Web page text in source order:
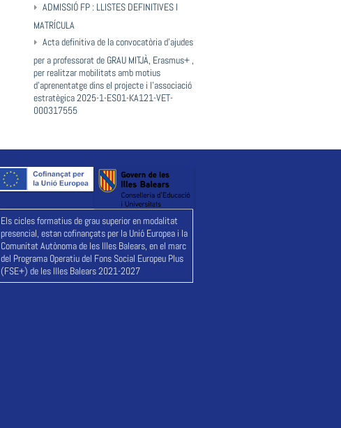
ADMISSIÓ FP : LLISTES DEFINITIVES I
MATRÍCULA
Acta definitiva de la convocatòria d’ajudes
per a professorat de GRAU MITJÀ, Erasmus+ ,
per realitzar mobilitats amb motius
d’aprenentatge dins el projecte i l’associació
estratègica 2025-1-ES01-KA121-VET-
000317555
Els cicles formatius de grau superior en modalitat
presencial, estan cofinançats per la Unió Europea i la
Comunitat Autònoma de les Illes Balears, en el marc
del Programa Operatiu del Fons Social Europeu Plus
(FSE+) de les Illes Balears 2021-2027